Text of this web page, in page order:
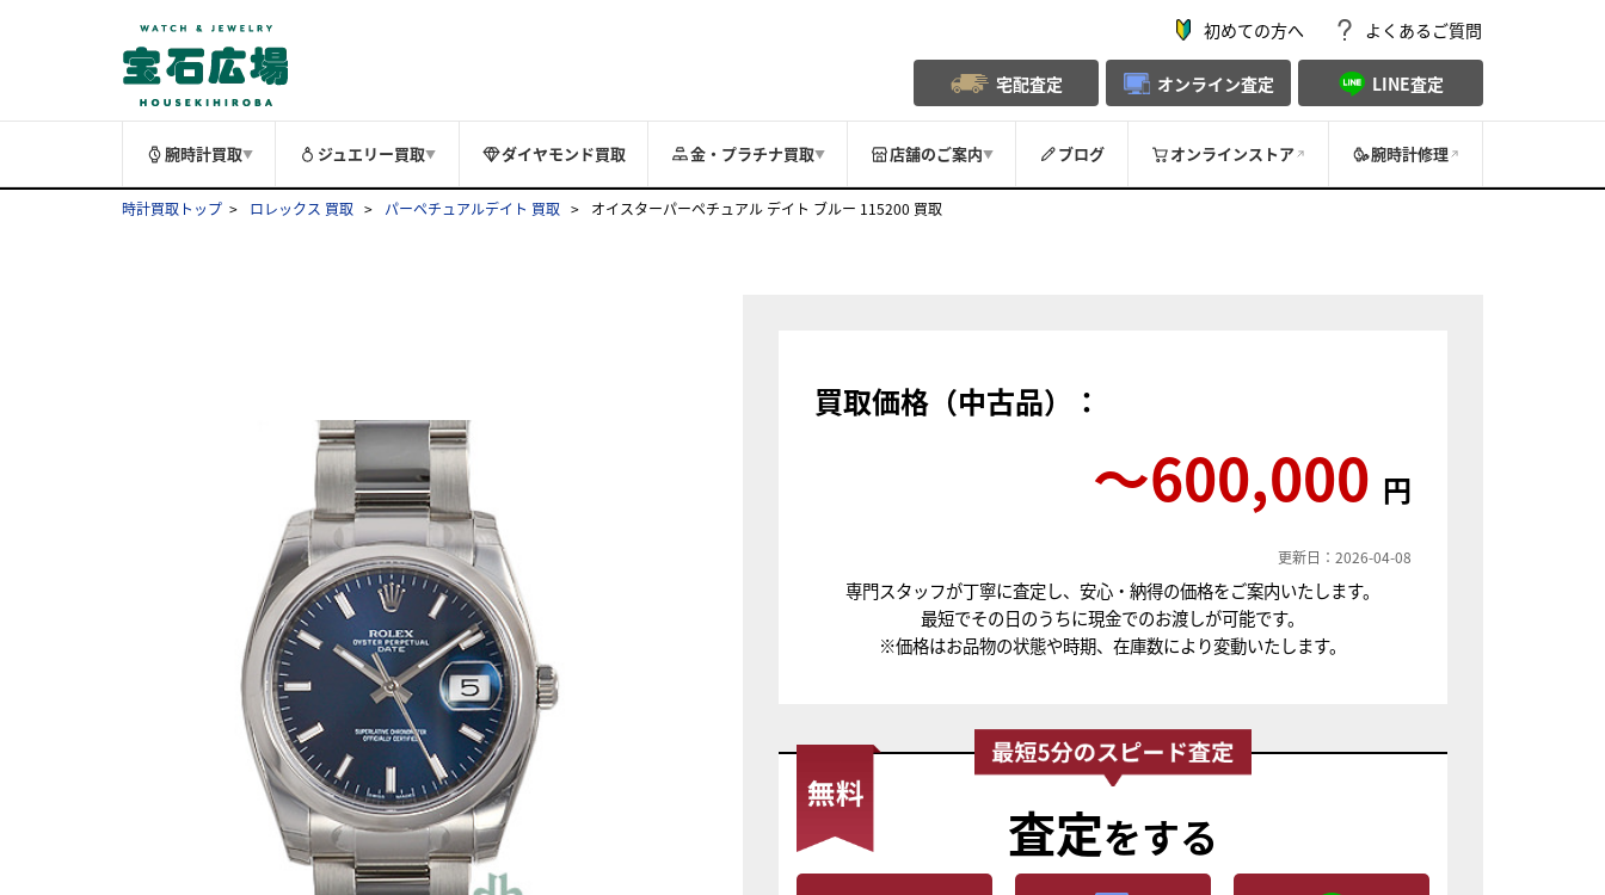
初めての方へ よくあるご質問
宅配査定 オンライン査定 LINE査定
腕時計買取▼ ジュエリー買取▼ ダイヤモンド買取 金・プラチナ買取▼ 店舗のご案内▼ ブログ オンラインストア 腕時計修理
時計買取トップ ロレックス 買取 パーペチュアルデイト 買取 オイスターパーペチュアル デイト ブルー 115200 買取
買取価格（中古品）：
〜600,000 円
更新日：2026-04-08
専門スタッフが丁寧に査定し、安心・納得の価格をご案内いたします。
最短でその日のうちに現金でのお渡しが可能です。
※価格はお品物の状態や時期、在庫数により変動いたします。
査定をする